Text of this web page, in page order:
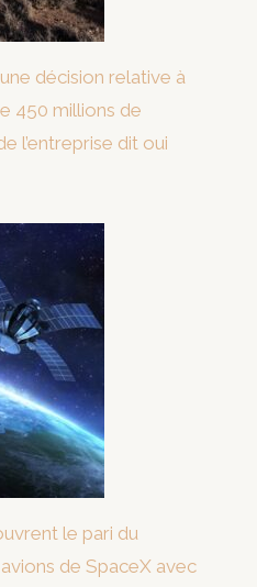
décision relative à
450 millions de
l’entreprise dit oui
le pari du
de SpaceX avec